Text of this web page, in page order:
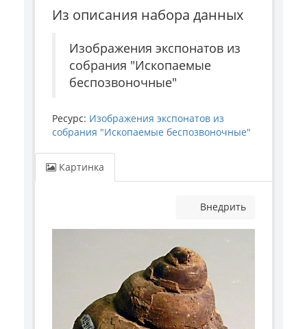
Из описания набора данных
Изображения экспонатов из
собрания "Ископаемые
беспозвоночные"
Ресурс: Изображения экспонатов из
собрания "Ископаемые беспозвоночные"
Картинка
Внедрить